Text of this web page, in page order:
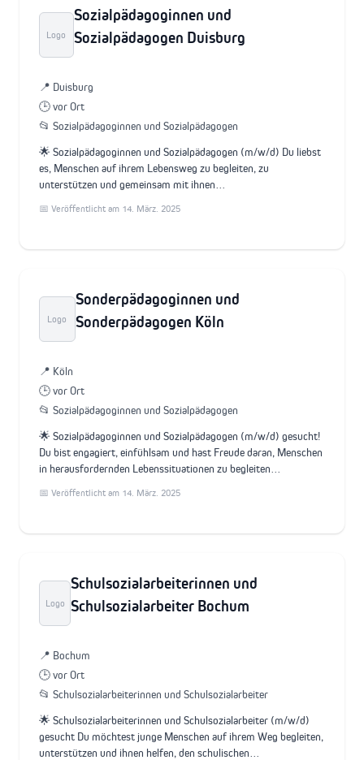
Logo
Sozialpädagoginnen und
Sozialpädagogen Duisburg
📍 Duisburg
🕒 vor Ort
📂 Sozialpädagoginnen und Sozialpädagogen
🌟 Sozialpädagoginnen und Sozialpädagogen (m/w/d) Du liebst
es, Menschen auf ihrem Lebensweg zu begleiten, zu
unterstützen und gemeinsam mit ihnen…
📅 Veröffentlicht am 14. März. 2025
Logo
Sonderpädagoginnen und
Sonderpädagogen Köln
📍 Köln
🕒 vor Ort
📂 Sozialpädagoginnen und Sozialpädagogen
🌟 Sozialpädagoginnen und Sozialpädagogen (m/w/d) gesucht!
Du bist engagiert, einfühlsam und hast Freude daran, Menschen
in herausfordernden Lebenssituationen zu begleiten…
📅 Veröffentlicht am 14. März. 2025
Logo
Schulsozialarbeiterinnen und
Schulsozialarbeiter Bochum
📍 Bochum
🕒 vor Ort
📂 Schulsozialarbeiterinnen und Schulsozialarbeiter
🌟 Schulsozialarbeiterinnen und Schulsozialarbeiter (m/w/d)
gesucht Du möchtest junge Menschen auf ihrem Weg begleiten,
unterstützen und ihnen helfen, den schulischen…